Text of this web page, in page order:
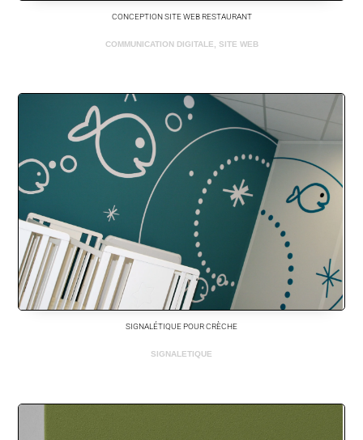
CONCEPTION SITE WEB RESTAURANT
COMMUNICATION DIGITALE SITE WEB
SIGNALÉTIQUE POUR CRÈCHE
SIGNALETIQUE